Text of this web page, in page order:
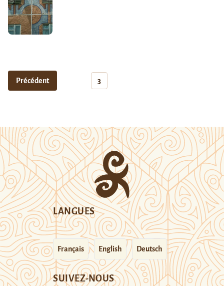
Précédent 3
LANGUES
Français English Deutsch
SUIVEZ-NOUS